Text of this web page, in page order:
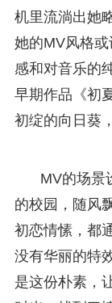
机里流淌出她
她的MV风格
感和对音乐的
早期作品《初
初绽的向日葵
MV的场景
的校园，随风
初恋情愫，都
没有华丽的特
是这份朴素，